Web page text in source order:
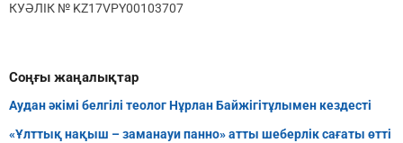
КУӘЛІК № KZ17VPY00103707
Соңғы жаңалықтар
Аудан әкімі белгілі теолог Нұрлан Байжігітұлымен кездесті
«Ұлттық нақыш – заманауи панно» атты шеберлік сағаты өтті